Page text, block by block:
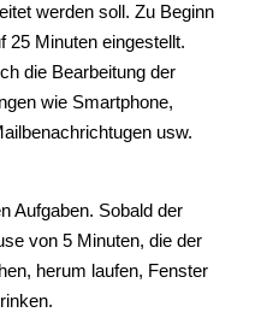
werden soll. Zu Beginn
25 Minuten eingestellt.
die Bearbeitung der
wie Smartphone,
usw.
Aufgaben. Sobald der
von 5 Minuten, die der
herum laufen, Fenster